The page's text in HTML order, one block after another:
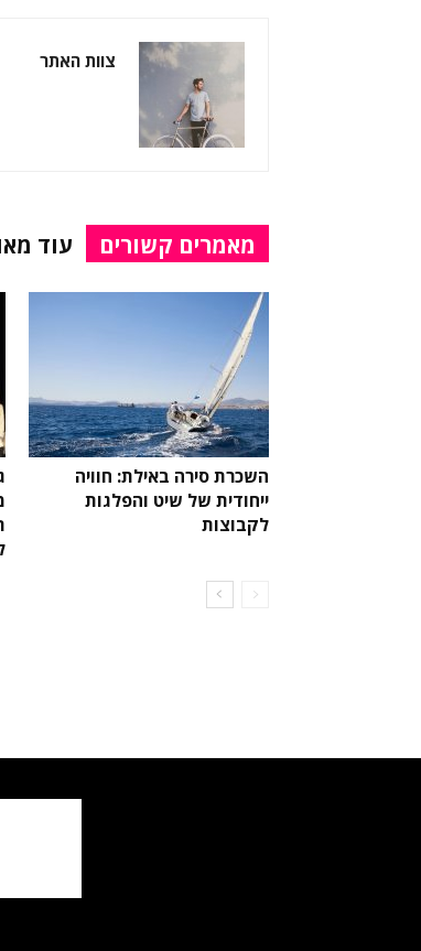
צוות האתר
מאמרים קשורים עוד
השכרת סירה באילת: חוויה
ייחודית של שיט והפלגות
לקבוצות